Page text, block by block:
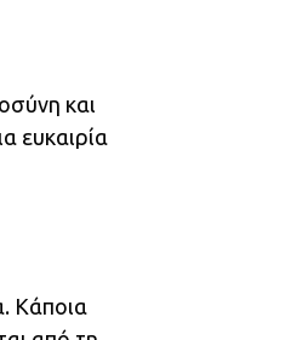
και
ευκαιρία
Κάποια